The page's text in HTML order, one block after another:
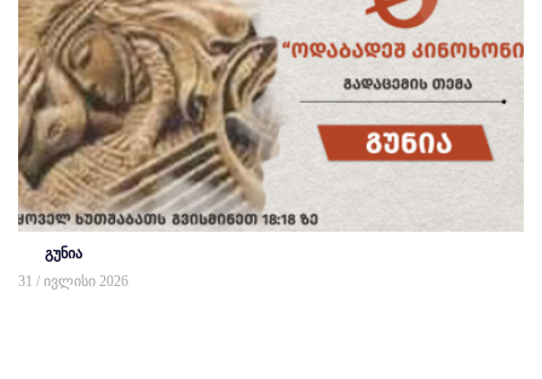
გუნია
31 / ივლისი 2026